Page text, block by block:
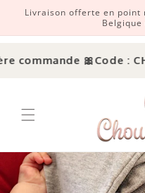
et passer au contenu
Livraison offerte en point
Belgique
🎀Code :